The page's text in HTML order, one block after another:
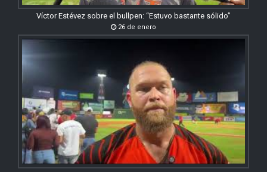
Víctor Estévez sobre el bullpen: “Estuvo bastante sólido”
26 de enero